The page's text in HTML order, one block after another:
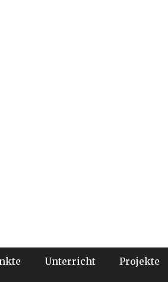
Unterricht Projekte